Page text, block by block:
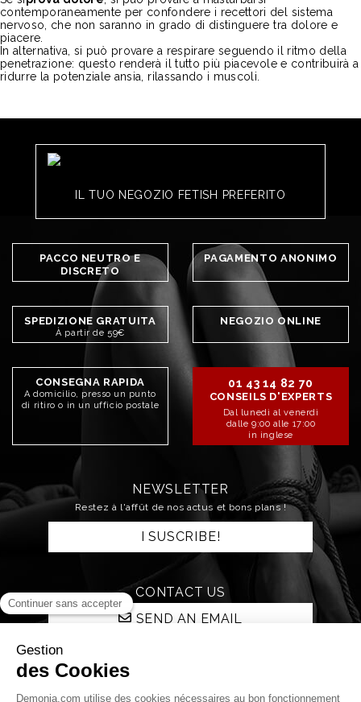
contemporaneamente per confondere i recettori del sistema
nervoso, che non saranno in grado di distinguere tra dolore e
piacere.
In alternativa, si può provare a respirare seguendo il ritmo della
penetrazione: questo renderà il tutto più piacevole e contribuirà a
ridurre la potenziale ansia, rilassando i muscoli.
IL TUO NEGOZIO FETISH PREFERITO
PACCO NEUTRO E
DISCRETO
PAGAMENTO ANONIMO
SPEDIZIONE GRATUITA
À partir de 59€
NEGOZIO ONLINE
CONSEGNA RAPIDA
A domicilio, presso un punto
di ritiro o in un ufficio postale
01 43 14 82 70
CONSEILS D'EXPERTS
Dal lunedì al venerdì
dalle 9:00 alle 17:00
in inglese
NEWSLETTER
Restez à l'affût de nos actus et bons plans !
I SUSCRIBE!
CONTACT US
SEND AN EMAIL
STAY CONNECTED!